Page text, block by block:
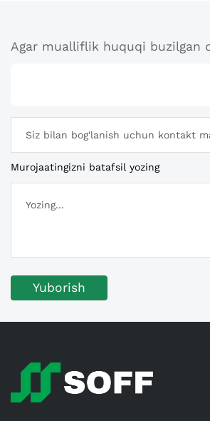
Agar mualliflik huquqi buzilgan
Murojaatingizni batafsil yozing
Yuborish